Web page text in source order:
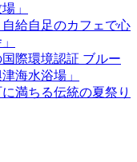
」
給自足のカフェで心
際環境認証 ブルー
海水浴場」
満ちる伝統の夏祭り